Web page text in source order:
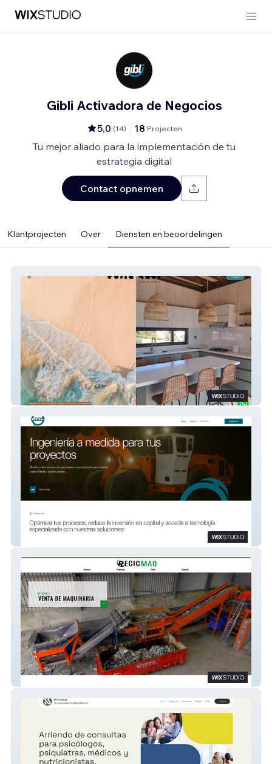
Gibli Activadora de Negocios
5,0 (14) 18 Projecten
Tu mejor aliado para la implementación de tu
estrategia digital
Contact opnemen
Klantprojecten Over Diensten en beoordelingen
Costa Haus
Recicmaq